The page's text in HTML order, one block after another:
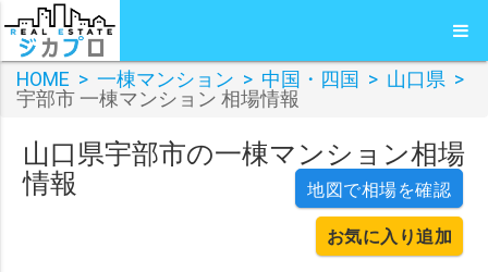
HOME > 一棟マンション > 中国・四国 > 山口県 >
宇部市 一棟マンション 相場情報
山口県宇部市の一棟マンション相場
情報
地図で相場を確認
お気に入り追加